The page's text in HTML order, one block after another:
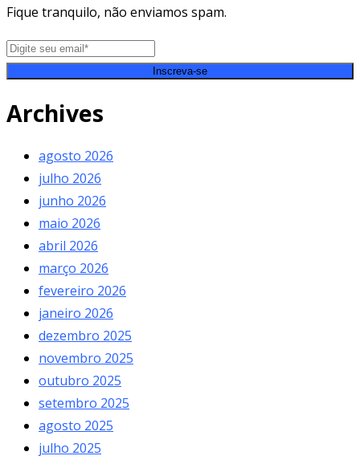
Fique tranquilo, não enviamos spam.
Inscreva-se
Archives
agosto 2026
julho 2026
junho 2026
maio 2026
abril 2026
março 2026
fevereiro 2026
janeiro 2026
dezembro 2025
novembro 2025
outubro 2025
setembro 2025
agosto 2025
julho 2025